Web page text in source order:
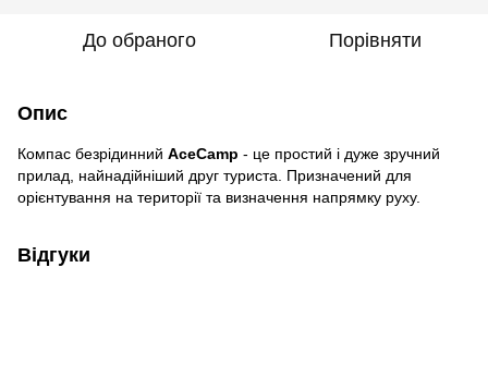
До обраного Порівняти
Опис
Компас безрідинний AceCamp - це простий і дуже зручний
прилад, найнадійніший друг туриста. Призначений для
орієнтування на території та визначення напрямку руху.
Відгуки